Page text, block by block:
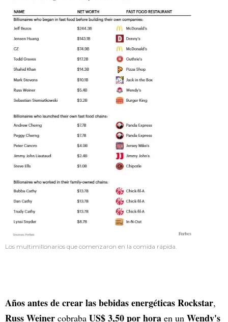
Los multimillonarios que comenzaron en la comida rápida.
Años antes de crear las bebidas energéticas Rockstar,
Russ Weiner cobraba US$ 3,50 por hora en un Wendy's